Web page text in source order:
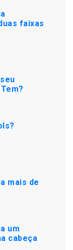
faixas
mais de
um
cabeça